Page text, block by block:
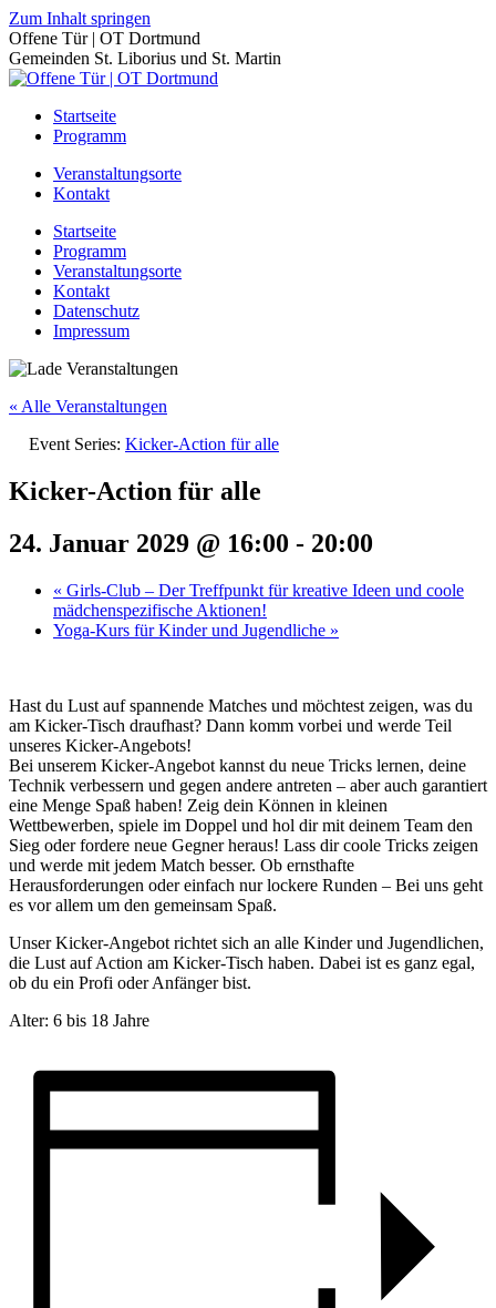
Zum Inhalt springen
Offene Tür | OT Dortmund
Gemeinden St. Liborius und St. Martin
Startseite
Programm
Veranstaltungsorte
Kontakt
Startseite
Programm
Veranstaltungsorte
Kontakt
Datenschutz
Impressum
« Alle Veranstaltungen
Event Series: Kicker-Action für alle
Kicker-Action für alle
24. Januar 2029 @ 16:00 - 20:00
« Girls-Club – Der Treffpunkt für kreative Ideen und coole
mädchenspezifische Aktionen!
Yoga-Kurs für Kinder und Jugendliche »
Hast du Lust auf spannende Matches und möchtest zeigen, was du
am Kicker-Tisch draufhast? Dann komm vorbei und werde Teil
unseres Kicker-Angebots!
Bei unserem Kicker-Angebot kannst du neue Tricks lernen, deine
Technik verbessern und gegen andere antreten – aber auch garantiert
eine Menge Spaß haben! Zeig dein Können in kleinen
Wettbewerben, spiele im Doppel und hol dir mit deinem Team den
Sieg oder fordere neue Gegner heraus! Lass dir coole Tricks zeigen
und werde mit jedem Match besser. Ob ernsthafte
Herausforderungen oder einfach nur lockere Runden – Bei uns geht
es vor allem um den gemeinsam Spaß.
Unser Kicker-Angebot richtet sich an alle Kinder und Jugendlichen,
die Lust auf Action am Kicker-Tisch haben. Dabei ist es ganz egal,
ob du ein Profi oder Anfänger bist.
Alter: 6 bis 18 Jahre